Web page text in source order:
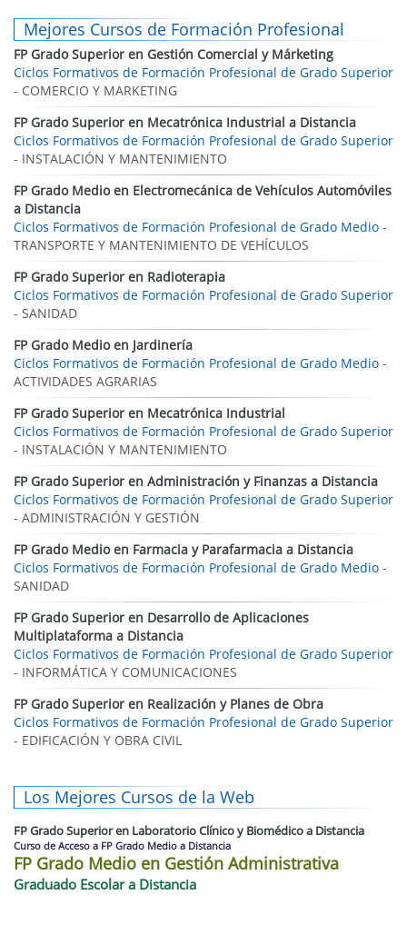
Mejores Cursos de Formación Profesional
FP Grado Superior en Gestión Comercial y Márketing
Ciclos Formativos de Formación Profesional de Grado Superior
- COMERCIO Y MARKETING
FP Grado Superior en Mecatrónica Industrial a Distancia
Ciclos Formativos de Formación Profesional de Grado Superior
- INSTALACIÓN Y MANTENIMIENTO
FP Grado Medio en Electromecánica de Vehículos Automóviles
a Distancia
Ciclos Formativos de Formación Profesional de Grado Medio -
TRANSPORTE Y MANTENIMIENTO DE VEHÍCULOS
FP Grado Superior en Radioterapia
Ciclos Formativos de Formación Profesional de Grado Superior
- SANIDAD
FP Grado Medio en Jardinería
Ciclos Formativos de Formación Profesional de Grado Medio -
ACTIVIDADES AGRARIAS
FP Grado Superior en Mecatrónica Industrial
Ciclos Formativos de Formación Profesional de Grado Superior
- INSTALACIÓN Y MANTENIMIENTO
FP Grado Superior en Administración y Finanzas a Distancia
Ciclos Formativos de Formación Profesional de Grado Superior
- ADMINISTRACIÓN Y GESTIÓN
FP Grado Medio en Farmacia y Parafarmacia a Distancia
Ciclos Formativos de Formación Profesional de Grado Medio -
SANIDAD
FP Grado Superior en Desarrollo de Aplicaciones
Multiplataforma a Distancia
Ciclos Formativos de Formación Profesional de Grado Superior
- INFORMÁTICA Y COMUNICACIONES
FP Grado Superior en Realización y Planes de Obra
Ciclos Formativos de Formación Profesional de Grado Superior
- EDIFICACIÓN Y OBRA CIVIL
Los Mejores Cursos de la Web
FP Grado Superior en Laboratorio Clínico y Biomédico a Distancia
Curso de Acceso a FP Grado Medio a Distancia
FP Grado Medio en Gestión Administrativa
Graduado Escolar a Distancia